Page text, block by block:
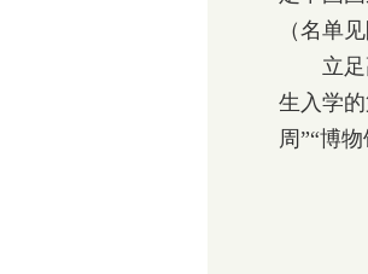
（名单
立足高
生入学
周”“博